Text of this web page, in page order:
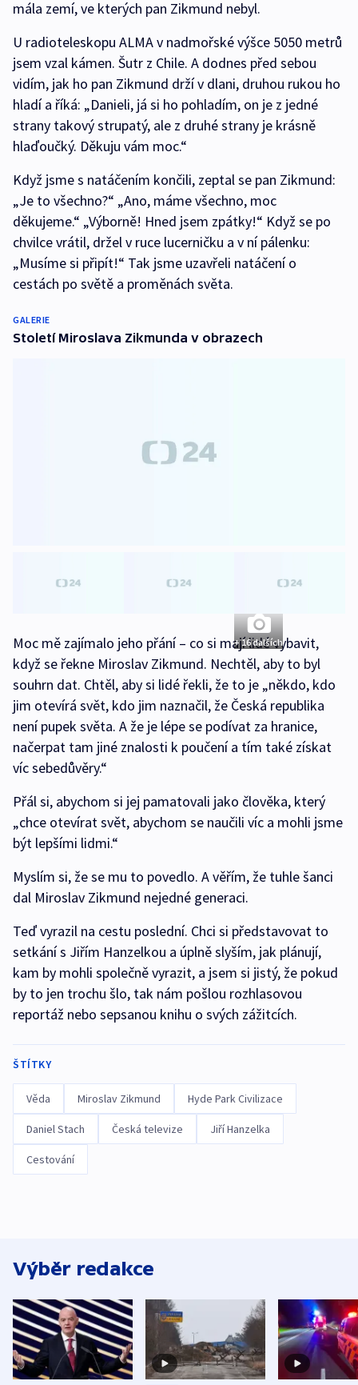
mála zemí, ve kterých pan Zikmund nebyl.
U radioteleskopu ALMA v nadmořské výšce 5050 metrů
jsem vzal kámen. Šutr z Chile. A dodnes před sebou
vidím, jak ho pan Zikmund drží v dlani, druhou rukou ho
hladí a říká: „Danieli, já si ho pohladím, on je z jedné
strany takový strupatý, ale z druhé strany je krásně
hlaďoučký. Děkuju vám moc.“
Když jsme s natáčením končili, zeptal se pan Zikmund:
„Je to všechno?“ „Ano, máme všechno, moc
děkujeme.“ „Výborně! Hned jsem zpátky!“ Když se po
chvilce vrátil, držel v ruce lucerničku a v ní pálenku:
„Musíme si připít!“ Tak jsme uzavřeli natáčení o
cestách po světě a proměnách světa.
GALERIE
Století Miroslava Zikmunda v obrazech
+ 16 dalších
Moc mě zajímalo jeho přání – co si mají lidé vybavit,
když se řekne Miroslav Zikmund. Nechtěl, aby to byl
souhrn dat. Chtěl, aby si lidé řekli, že to je „někdo, kdo
jim otevírá svět, kdo jim naznačil, že Česká republika
není pupek světa. A že je lépe se podívat za hranice,
načerpat tam jiné znalosti k poučení a tím také získat
víc sebedůvěry.“
Přál si, abychom si jej pamatovali jako člověka, který
„chce otevírat svět, abychom se naučili víc a mohli jsme
být lepšími lidmi.“
Myslím si, že se mu to povedlo. A věřím, že tuhle šanci
dal Miroslav Zikmund nejedné generaci.
Teď vyrazil na cestu poslední. Chci si představovat to
setkání s Jiřím Hanzelkou a úplně slyším, jak plánují,
kam by mohli společně vyrazit, a jsem si jistý, že pokud
by to jen trochu šlo, tak nám pošlou rozhlasovou
reportáž nebo sepsanou knihu o svých zážitcích.
ŠTÍTKY
Věda Miroslav Zikmund Hyde Park Civilizace
Daniel Stach Česká televize Jiří Hanzelka
Cestování
Výběr redakce